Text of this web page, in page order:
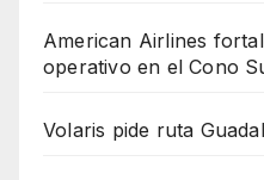
American Airlines
operativo en el Cono
Volaris pide ruta